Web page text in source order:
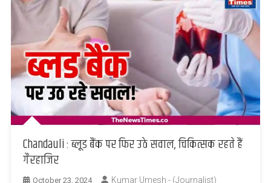
Chandauli : ब्लूड बैंक पर फिर उठे सवाल, चिकित्सक रहते हैं
गैरहाजिर
October 23, 2024 Kumar Umesh - (Journalist)